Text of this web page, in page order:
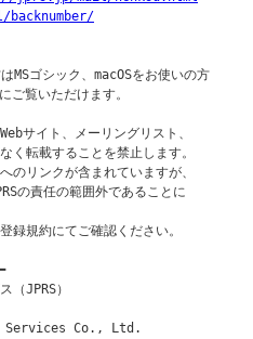
MSゴシック、macOSをお使いの方
ご覧いただけます。
サイト、メーリングリスト、
く転載することを禁止します。
のリンクが含まれていますが、
の責任の範囲外であることに